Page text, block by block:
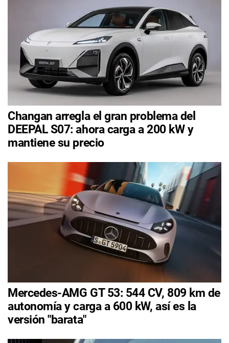
Changan arregla el gran problema del
DEEPAL S07: ahora carga a 200 kW y
mantiene su precio
Mercedes-AMG GT 53: 544 CV, 809 km de
autonomía y carga a 600 kW, así es la
versión "barata"